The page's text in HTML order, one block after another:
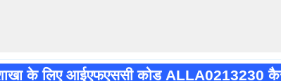
के लिए आईएफएससी कोड ALLA0213230